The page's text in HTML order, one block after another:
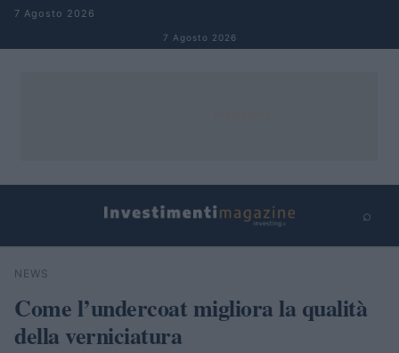
Salta al contenuto
7 Agosto 2026
7 Agosto 2026
⌕
Cerca
NEWS
Come l’undercoat migliora la qualità
della verniciatura